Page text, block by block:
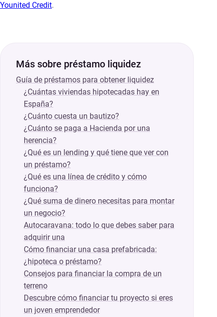
Younited Credit.
Más sobre préstamo liquidez
Guía de préstamos para obtener liquidez
¿Cuántas viviendas hipotecadas hay en
España?
¿Cuánto cuesta un bautizo?
¿Cuánto se paga a Hacienda por una
herencia?
¿Qué es un lending y qué tiene que ver con
un préstamo?
¿Qué es una línea de crédito y cómo
funciona?
¿Qué suma de dinero necesitas para montar
un negocio?
Autocaravana: todo lo que debes saber para
adquirir una
Cómo financiar una casa prefabricada:
¿hipoteca o préstamo?
Consejos para financiar la compra de un
terreno
Descubre cómo financiar tu proyecto si eres
un joven emprendedor